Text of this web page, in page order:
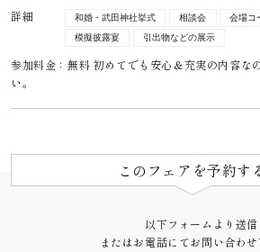
詳細 和婚・武田神社挙式 相談会 会場コ
模擬披露宴
引出物などの展示
参加料金：無料 初めてでも安心＆充実の内容な
い。
このフェアを予約す
以下フォームより送信
またはお電話にてお問い合わせ